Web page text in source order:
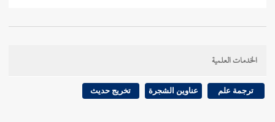
قوله : ( وكانابن عمر) هذا الأثر وصلهابن أبي شيبةمن
طريق برد بن سنان
فرأى في ثوبه دما فاستطاع أن يضعه وضعه ، وإن لم
يستطع خرج فغسله ثم جاء فيبني على ما كان صلى " .
الخدمات العلمية
ترجمة علم عناوين الشجرة تخريج حديث